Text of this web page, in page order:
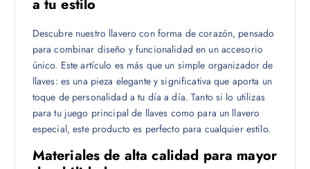
a tu estilo
Descubre nuestro llavero con forma de corazón, pensado
para combinar diseño y funcionalidad en un accesorio
único. Este artículo es más que un simple organizador de
llaves: es una pieza elegante y significativa que aporta un
toque de personalidad a tu día a día. Tanto si lo utilizas
para tu juego principal de llaves como para un llavero
especial, este producto es perfecto para cualquier estilo.
Materiales de alta calidad para mayor